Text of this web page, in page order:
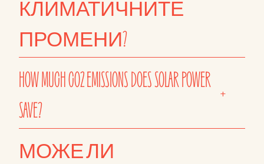
КЛИМАТИЧНИТЕ
ПРОМЕНИ?
HOW MUCH CO2 EMISSIONS DOES SOLAR POWER
SAVE?
+
МОЖЕ ЛИ